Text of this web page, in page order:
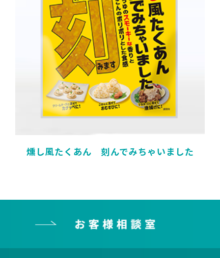
燻し風たくあん 刻んでみちゃいました